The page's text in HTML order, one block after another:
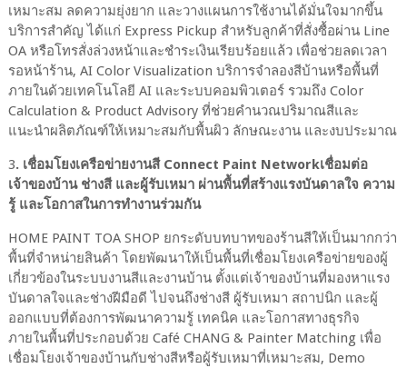
เหมาะสม ลดความยุ่งยาก และวางแผนการใช้งานได้มั่นใจมากขึ้น
บริการสำคัญ ได้แก่ Express Pickup สำหรับลูกค้าที่สั่งซื้อผ่าน Line
OA หรือโทรสั่งล่วงหน้าและชำระเงินเรียบร้อยแล้ว เพื่อช่วยลดเวลา
รอหน้าร้าน, AI Color Visualization บริการจำลองสีบ้านหรือพื้นที่
ภายในด้วยเทคโนโลยี AI และระบบคอมพิวเตอร์ รวมถึง Color
Calculation & Product Advisory ที่ช่วยคำนวณปริมาณสีและ
แนะนำผลิตภัณฑ์ให้เหมาะสมกับพื้นผิว ลักษณะงาน และงบประมาณ
3. เชื่อมโยงเครือข่ายงานสี Connect Paint Networkเชื่อมต่อ
เจ้าของบ้าน ช่างสี และผู้รับเหมา ผ่านพื้นที่สร้างแรงบันดาลใจ ความ
รู้ และโอกาสในการทำงานร่วมกัน
HOME PAINT TOA SHOP ยกระดับบทบาทของร้านสีให้เป็นมากกว่า
พื้นที่จำหน่ายสินค้า โดยพัฒนาให้เป็นพื้นที่เชื่อมโยงเครือข่ายของผู้
เกี่ยวข้องในระบบงานสีและงานบ้าน ตั้งแต่เจ้าของบ้านที่มองหาแรง
บันดาลใจและช่างฝีมือดี ไปจนถึงช่างสี ผู้รับเหมา สถาปนิก และผู้
ออกแบบที่ต้องการพัฒนาความรู้ เทคนิค และโอกาสทางธุรกิจ
ภายในพื้นที่ประกอบด้วย Café CHANG & Painter Matching เพื่อ
เชื่อมโยงเจ้าของบ้านกับช่างสีหรือผู้รับเหมาที่เหมาะสม, Demo